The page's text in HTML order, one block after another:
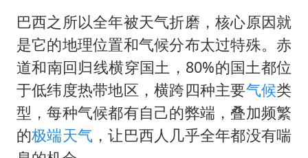
美将每月供乌爱国者拦截导弹
云南一男子胃中取出180颗铁钉
以军士兵把枪口对准中国记者
“开学三件套”全线暴涨
奋力开创中国式现代化建设新局面
巴西之所以全年被天气折磨，核心原因就
是它的地理位置和气候分布太过特殊。赤
道和南回归线横穿国土，80%的国土都位
于低纬度热带地区，横跨四种主要气候类
型，每种气候都有自己的弊端，叠加频繁
的极端天气 ，让巴西人几乎全年都没有喘